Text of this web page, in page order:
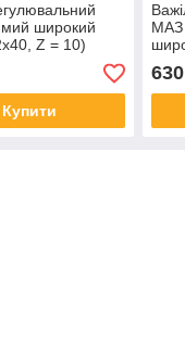
широкий
Z = 10)
40-31
Купити
МАЗ
PT-
630